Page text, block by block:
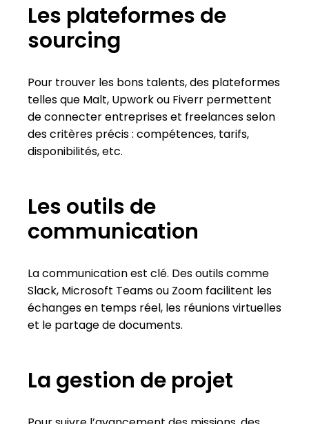
Les plateformes de
sourcing
Pour trouver les bons talents, des plateformes
telles que Malt, Upwork ou Fiverr permettent
de connecter entreprises et freelances selon
des critères précis : compétences, tarifs,
disponibilités, etc.
Les outils de
communication
La communication est clé. Des outils comme
Slack, Microsoft Teams ou Zoom facilitent les
échanges en temps réel, les réunions virtuelles
et le partage de documents.
La gestion de projet